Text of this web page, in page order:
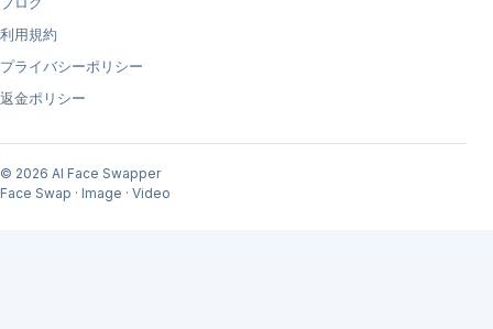
利用規約
プライバシーポリシー
返金ポリシー
© 2026 AI Face Swapper
Face Swap · Image · Video